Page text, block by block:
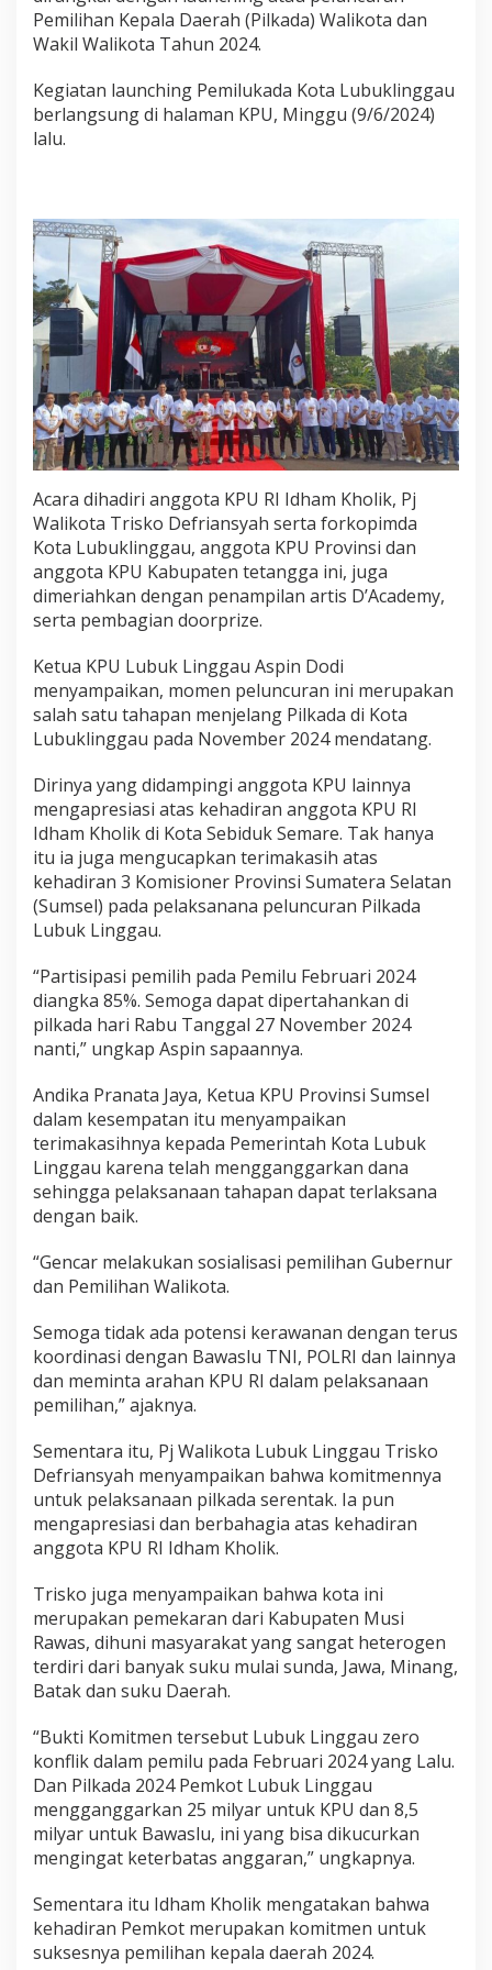
o
L
u
n
g
g
u
2
0
2
4
Pemilihan Kepala Daerah (Pilkada) Walikota dan
Wakil Walikota Tahun 2024.
Kegiatan launching Pemilukada Kota Lubuklinggau
berlangsung di halaman KPU, Minggu (9/6/2024)
lalu.
Acara dihadiri anggota KPU RI Idham Kholik, Pj
Walikota Trisko Defriansyah serta forkopimda
Kota Lubuklinggau, anggota KPU Provinsi dan
anggota KPU Kabupaten tetangga ini, juga
dimeriahkan dengan penampilan artis D’Academy,
serta pembagian doorprize.
Ketua KPU Lubuk Linggau Aspin Dodi
menyampaikan, momen peluncuran ini merupakan
salah satu tahapan menjelang Pilkada di Kota
Lubuklinggau pada November 2024 mendatang.
Dirinya yang didampingi anggota KPU lainnya
mengapresiasi atas kehadiran anggota KPU RI
Idham Kholik di Kota Sebiduk Semare. Tak hanya
itu ia juga mengucapkan terimakasih atas
kehadiran 3 Komisioner Provinsi Sumatera Selatan
(Sumsel) pada pelaksanana peluncuran Pilkada
Lubuk Linggau.
“Partisipasi pemilih pada Pemilu Februari 2024
diangka 85%. Semoga dapat dipertahankan di
pilkada hari Rabu Tanggal 27 November 2024
nanti,” ungkap Aspin sapaannya.
Andika Pranata Jaya, Ketua KPU Provinsi Sumsel
dalam kesempatan itu menyampaikan
terimakasihnya kepada Pemerintah Kota Lubuk
Linggau karena telah mengganggarkan dana
sehingga pelaksanaan tahapan dapat terlaksana
dengan baik.
“Gencar melakukan sosialisasi pemilihan Gubernur
dan Pemilihan Walikota.
Semoga tidak ada potensi kerawanan dengan terus
koordinasi dengan Bawaslu TNI, POLRI dan lainnya
dan meminta arahan KPU RI dalam pelaksanaan
pemilihan,” ajaknya.
Sementara itu, Pj Walikota Lubuk Linggau Trisko
Defriansyah menyampaikan bahwa komitmennya
untuk pelaksanaan pilkada serentak. Ia pun
mengapresiasi dan berbahagia atas kehadiran
anggota KPU RI Idham Kholik.
Trisko juga menyampaikan bahwa kota ini
merupakan pemekaran dari Kabupaten Musi
Rawas, dihuni masyarakat yang sangat heterogen
terdiri dari banyak suku mulai sunda, Jawa, Minang,
Batak dan suku Daerah.
“Bukti Komitmen tersebut Lubuk Linggau zero
konflik dalam pemilu pada Februari 2024 yang Lalu.
Dan Pilkada 2024 Pemkot Lubuk Linggau
mengganggarkan 25 milyar untuk KPU dan 8,5
milyar untuk Bawaslu, ini yang bisa dikucurkan
mengingat keterbatas anggaran,” ungkapnya.
Sementara itu Idham Kholik mengatakan bahwa
kehadiran Pemkot merupakan komitmen untuk
suksesnya pemilihan kepala daerah 2024.